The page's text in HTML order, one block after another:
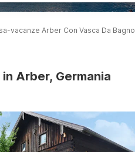
vacanze Arber Con Vasca Da Bagno
Arber, Germania